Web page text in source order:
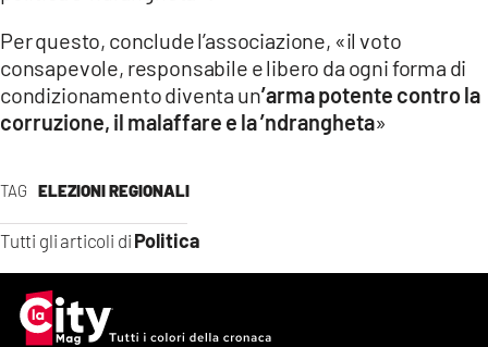
TAG ELEZIONI REGIONALI
Tutti gli articoli di Politica
Per questo, conclude l’associazione, «il voto
consapevole, responsabile e libero da ogni forma di
condizionamento diventa un’arma potente contro la
corruzione, il malaffare e la ’ndrangheta»